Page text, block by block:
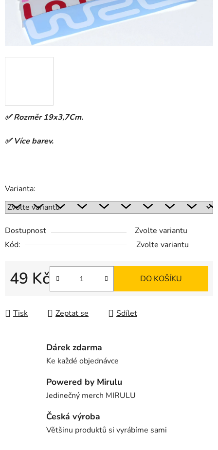
✅ Rozměr 19x3,7Cm.
✅ Více barev.
Varianta:
Dostupnost
Zvolte variantu
Kód:
Zvolte variantu
49 Kč
Měrná cena:
DO KOŠÍKU
Tisk Zeptat se Sdílet
Dárek zdarma
Ke každé objednávce
Powered by Mirulu
Jedinečný merch MIRULU
Česká výroba
Většinu produktů si vyrábíme sami